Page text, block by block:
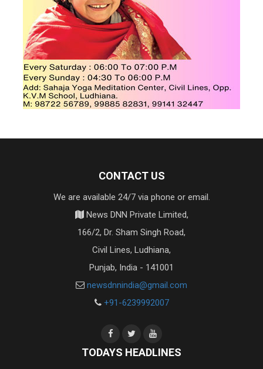
CONTACT US
We are available 24/7 via phone or email.
News DNN Private Limited,
166/2, Dr. Sham Singh Road,
Civil Lines, Ludhiana,
Punjab, India - 141001
newsdnnindia@gmail.com
+91-6239992007
TODAYS HEADLINES